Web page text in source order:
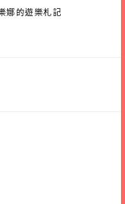
娜的遊樂札記